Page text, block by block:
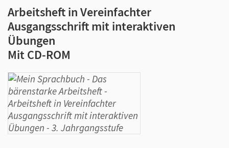
Arbeitsheft in Vereinfachter
Ausgangsschrift mit interaktiven
Übungen
Mit CD-ROM